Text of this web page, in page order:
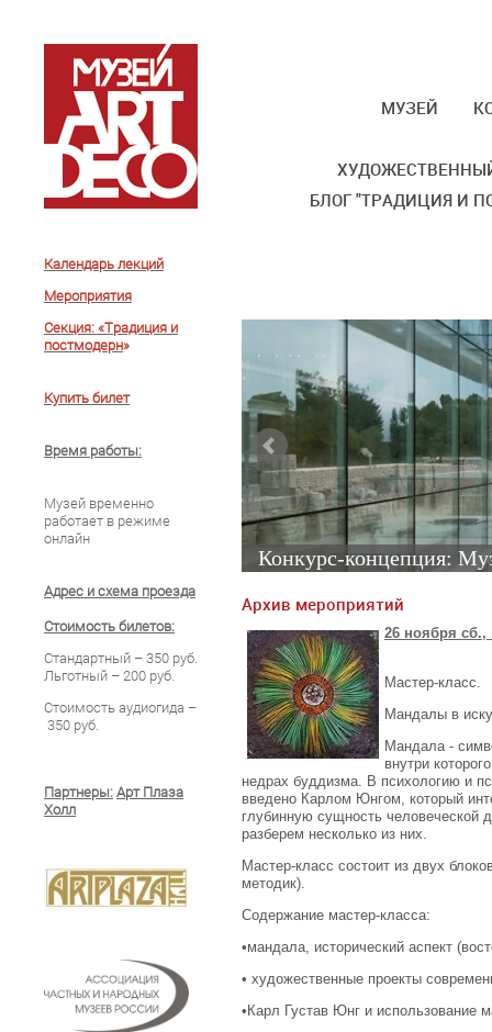
Календарь лекций
Мероприятия
Секция: «Традиция и
постмодерн»
Купить билет
Время работы:
Музей временно
работает в режиме
онлайн
Адрес и схема проезда
Стоимость билетов:
Стандартный – 350 руб.
Льготный – 200 руб.
Стоимость аудиогида –
350 руб.
Партнеры: Арт Плаза
Холл
МУЗЕЙ
БЛОГ "ТРАДИЦИЯ И
Конкурс-концепция:
Архив мероприятий
26 ноября
Мастер-класс.
Мандалы в
Мандала -
внутри
недрах буддизма. В психологию и
введено Карлом Юнгом, который
глубинную сущность человеческой
разберем несколько из них.
Мастер-класс состоит из двух
методик).
Содержание мастер-класса:
•мандала, исторический аспект
• художественные проекты
•Карл Густав Юнг и использование